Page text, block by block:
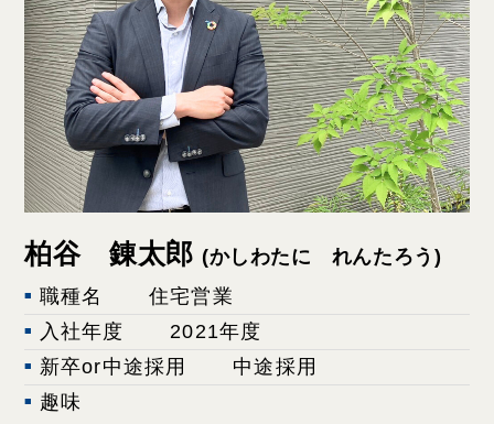
柏谷 錬太郎 (かしわたに れんたろう)
職種名
住宅営業
入社年度
2021年度
新卒or中途採用
中途採用
趣味